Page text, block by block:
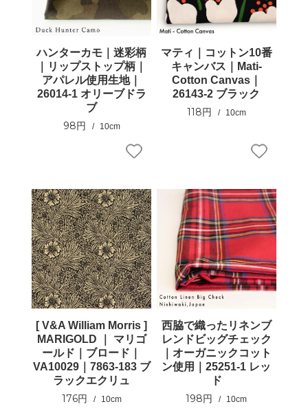
ハンターカモ｜迷彩柄
｜リップストップ柄｜
アパレル使用生地｜
26014-1 オリーブドラ
ブ
98円 10cm
マティ｜コットン10番
キャンバス｜Mati-
Cotton Canvas｜
26143-2 ブラック
118円 10cm
[ V&A William Morris ]
MARIGOLD ｜ マリゴ
ールド｜ブロード｜
VA10029｜7863-183 ブ
ラックエクリュ
176円 10cm
西脇で織ったリネンブ
レンドビッグチェック
｜オーガニックコット
ン使用｜25251-1 レッ
ド
198円 10cm